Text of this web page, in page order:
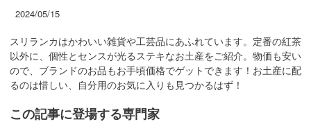
2024/05/15
スリランカはかわいい雑貨や工芸品にあふれています。定番の紅茶
以外に、個性とセンスが光るステキなお土産をご紹介。物価も安い
ので、ブランドのお品もお手頃価格でゲットできます！お土産に配
るのは惜しい、自分用のお気に入りも見つかるはず！
この記事に登場する専門家